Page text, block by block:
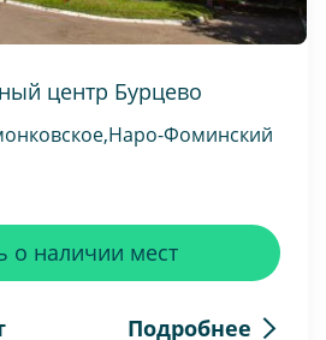
центр Бурцево
Фоминский
Подробнее
о наличии мест